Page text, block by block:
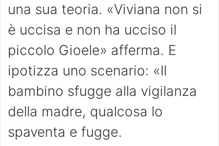
una sua teoria. «Viviana non si
è uccisa e non ha ucciso il
piccolo Gioele» afferma. E
ipotizza uno scenario: «Il
bambino sfugge alla vigilanza
della madre, qualcosa lo
spaventa e fugge.